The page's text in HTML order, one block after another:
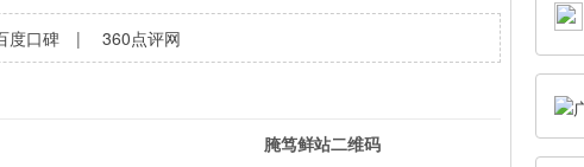
度口碑 |360点评网
腌笃鲜站二维码